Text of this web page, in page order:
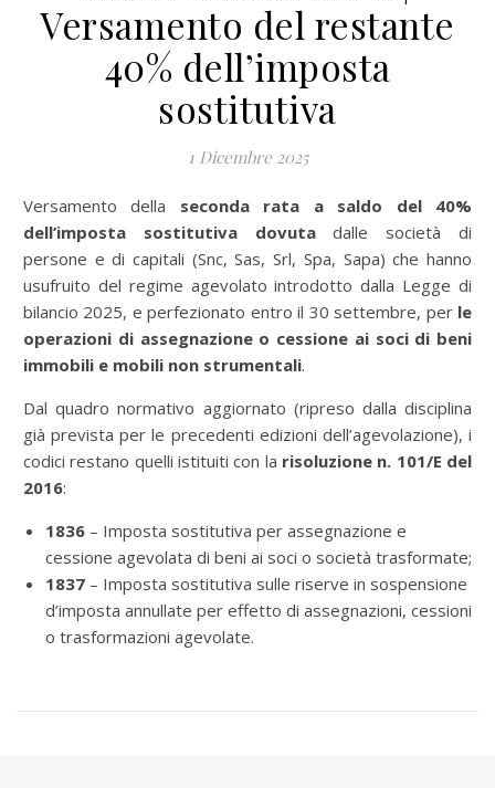
Versamento del restante
40% dell’imposta
sostitutiva
1 Dicembre 2025
Versamento della seconda rata a saldo del 40%
dell’imposta sostitutiva dovutadalle
società di
persone e di capitali (Snc, Sas, Srl, Spa, Sapa) che hanno
usufruito del regime agevolato introdotto dalla Legge di
bilancio 2025, e perfezionato entro il 30 settembre, per le
operazioni di assegnazione o cessione ai soci di beni
immobili e mobili non strumentali.
Dal quadro normativo aggiornato (ripreso dalla disciplina
già prevista per le precedenti edizioni dell’agevolazione), i
codici restano quelli istituiti con la risoluzione n. 101/E del
2016:
1836 – Imposta sostitutiva per assegnazione e
cessione agevolata di beni ai soci o società trasformate;
1837 – Imposta sostitutiva sulle riserve in sospensione
d’imposta annullate per effetto di assegnazioni, cessioni
o trasformazioni agevolate.